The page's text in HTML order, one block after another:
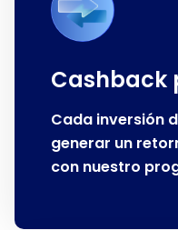
Cashback
Cada inversión
generar un
con nuestro